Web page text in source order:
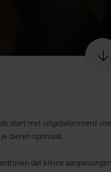
start met uitgebalanceerd
dieren optimaal.
dat kleine